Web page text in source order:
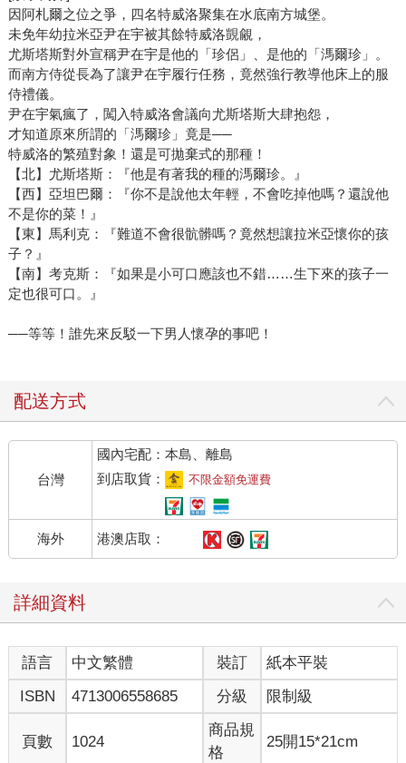
因阿札爾之位之爭，四名特威洛聚集在水底南方城堡。
未免年幼拉米亞尹在宇被其餘特威洛覬覦，
尤斯塔斯對外宣稱尹在宇是他的「珍侶」、是他的「溤爾珍」。
而南方侍從長為了讓尹在宇履行任務，竟然強行教導他床上的服
侍禮儀。
尹在宇氣瘋了，闖入特威洛會議向尤斯塔斯大肆抱怨，
才知道原來所謂的「溤爾珍」竟是──
特威洛的繁殖對象！還是可拋棄式的那種！
【北】尤斯塔斯：『他是有著我的種的溤爾珍。』
【西】亞坦巴爾：『你不是說他太年輕，不會吃掉他嗎？還說他
不是你的菜！』
【東】馬利克：『難道不會很骯髒嗎？竟然想讓拉米亞懷你的孩
子？』
【南】考克斯：『如果是小可口應該也不錯……生下來的孩子一
定也很可口。』
──等等！誰先來反駁一下男人懷孕的事吧！
配送方式
台灣
國內宅配：本島、離島
到店取貨：
不限金額免運費
海外 港澳店取：
詳細資料
語言 中文繁體 裝訂
紙本平裝
ISBN
4713006558685 分級 限制級
頁數 1024
商品規
格
25開15*21cm